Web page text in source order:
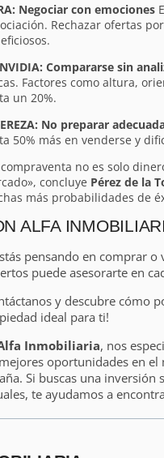
Negociar con emociones
Rechazar ofertas
Compararse sin
Factores como altura,
un 20%.
No preparar
50% más en venderse y
compraventa no es solo
concluye Pérez de la
más probabilidades de
ALFA
pensando en comprar
puede asesorarte en
y descubre cómo
ideal para ti!
Inmobiliaria, nos
oportunidades en
Si buscas una
te ayudamos a